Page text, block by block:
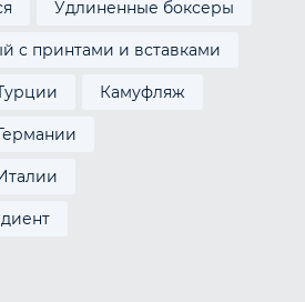
Удлиненные боксеры
с принтами и вставками
Камуфляж